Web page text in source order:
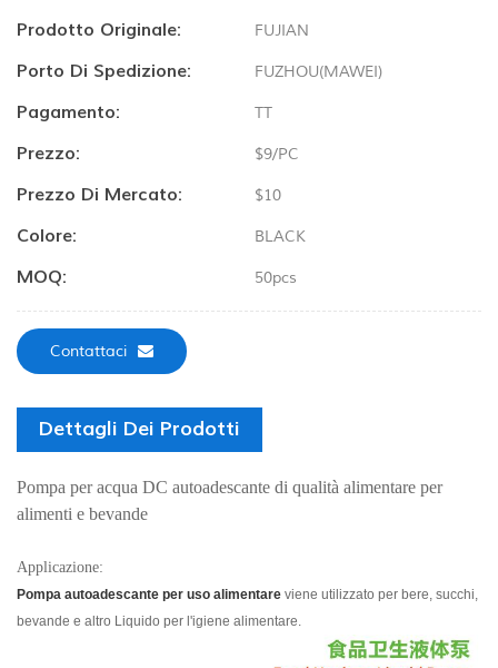
Prodotto Originale: FUJIAN
Porto Di Spedizione: FUZHOU(MAWEI)
Pagamento: TT
Prezzo: $9/PC
Prezzo Di Mercato: $10
Colore: BLACK
MOQ: 50pcs
Contattaci
Dettagli Dei Prodotti
Pompa per acqua DC autoadescante di qualità alimentare per
alimenti e bevande
Applicazione:
Pompa autoadescante per uso alimentare viene utilizzato per bere, succhi,
bevande e altro Liquido per l'igiene alimentare.